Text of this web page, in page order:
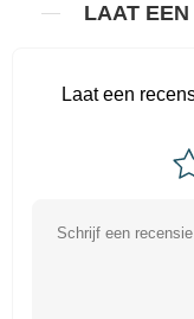
LAAT
Laat een